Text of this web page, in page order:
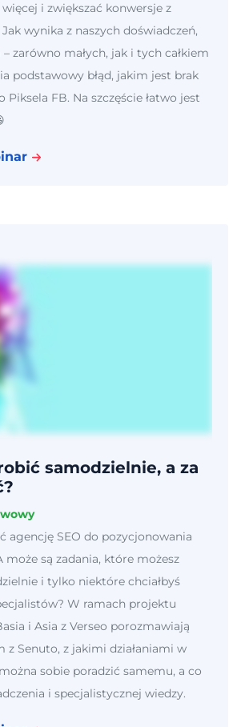
więcej i zwiększać konwersje z
wynika z naszych doświadczeń,
zarówno małych, jak i tych całkiem
podstawowy błąd, jakim jest brak
Piksela FB. Na szczęście łatwo jest
samodzielnie, a za
agencję SEO do pozycjonowania
może są zadania, które możesz
i tylko niektóre chciałbyś
W ramach projektu
i Asia z Verseo porozmawiają
z Senuto, z jakimi działaniami w
sobie poradzić samemu, a co
i specjalistycznej wiedzy.